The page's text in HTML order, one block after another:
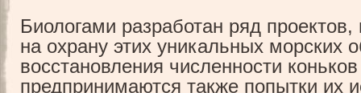
Биологами разработан ряд
на охрану этих уникальных морских
восстановления численности коньков
предпринимаются также попытки их